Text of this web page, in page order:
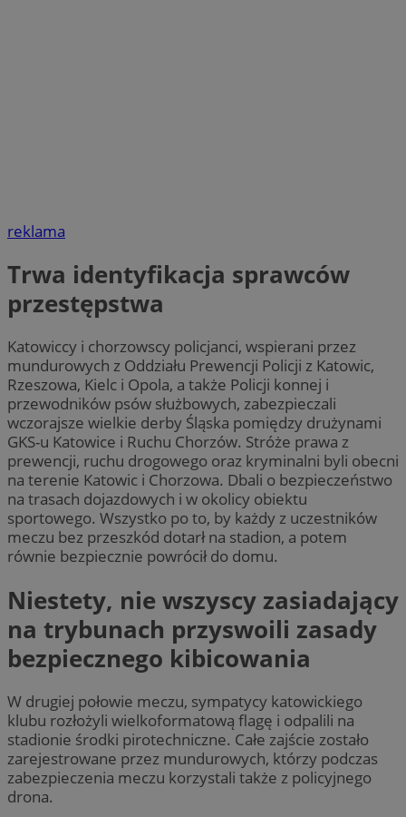
reklama
Trwa identyfikacja sprawców
przestępstwa
Katowiccy i chorzowscy policjanci, wspierani przez
mundurowych z Oddziału Prewencji Policji z Katowic,
Rzeszowa, Kielc i Opola, a także Policji konnej i
przewodników psów służbowych, zabezpieczali
wczorajsze wielkie derby Śląska pomiędzy drużynami
GKS-u Katowice i Ruchu Chorzów. Stróże prawa z
prewencji, ruchu drogowego oraz kryminalni byli obecni
na terenie Katowic i Chorzowa. Dbali o bezpieczeństwo
na trasach dojazdowych i w okolicy obiektu
sportowego. Wszystko po to, by każdy z uczestników
meczu bez przeszkód dotarł na stadion, a potem
równie bezpiecznie powrócił do domu.
Niestety, nie wszyscy zasiadający
na trybunach przyswoili zasady
bezpiecznego kibicowania
W drugiej połowie meczu, sympatycy katowickiego
klubu rozłożyli wielkoformatową flagę i odpalili na
stadionie środki pirotechniczne. Całe zajście zostało
zarejestrowane przez mundurowych, którzy podczas
zabezpieczenia meczu korzystali także z policyjnego
drona.